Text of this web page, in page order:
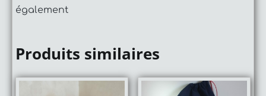
également
Produits similaires